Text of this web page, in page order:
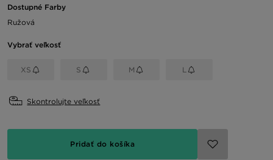
Dostupné Farby
Ružová
Vybrať veľkosť
XS S M L
Skontrolujte veľkosť
Pridať do košíka